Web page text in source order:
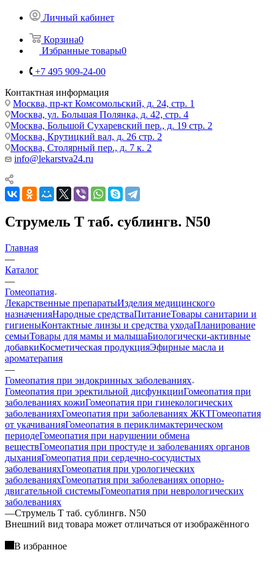
Личный кабинет
Корзина0
Избранные товары0
+7 495 909-24-00
Контактная информация
Москва, пр-кт Комсомольский, д. 24, стр. 1
Москва, ул. Большая Полянка, д. 42, стр. 4
Москва, Большой Сухаревский пер., д. 19 стр. 2
Москва, Крутицкий вал, д. 26 стр. 2
Москва, Столярный пер., д. 7 к. 2
info@lekarstva24.ru
Струмель Т таб. сублингв. N50
Главная
—
Каталог
—
Гомеопатия
Лекарственные препаратыИзделия медицинского
назначенияНародные средстваПитаниеТовары санитарии и
гигиеныКонтактные линзы и средства уходаПланирование
семьиТовары для мамы и малышаБиологически-активные
добавкиКосметическая продукцияЭфирные масла и
ароматерапия
—
Гомеопатия при эндокринных заболеваниях
Гомеопатия при эректильной дисфункцииГомеопатия при
заболеваниях кожиГомеопатия при гинекологических
заболеванияхГомеопатия при заболеваниях ЖКТГомеопатия
от укачиванияГомеопатия в периклимактерическом
периодеГомеопатия при нарушении обмена
веществГомеопатия при простуде и заболеваниях органов
дыханияГомеопатия при сердечно-сосудистых
заболеванияхГомеопатия при урологических
заболеванияхГомеопатия при заболеваниях опорно-
двигательной системыГомеопатия при неврологических
заболеваниях
—Струмель Т таб. сублингв. N50
Bнешний вид товара может отличаться от изображённого
В избранное